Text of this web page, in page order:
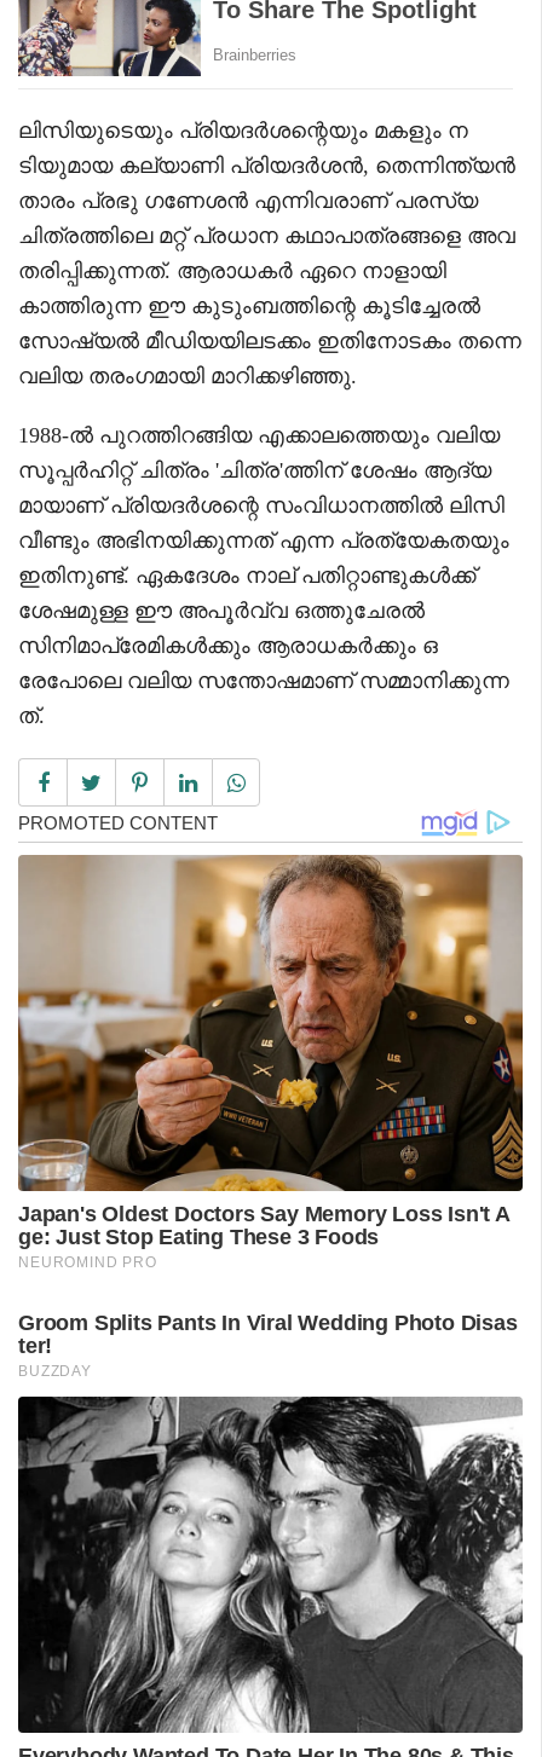
ലിസിയുടെയും പ്രിയദർശന്റെയും മകളും ന
ടിയുമായ കല്യാണി പ്രിയദർശൻ, തെന്നിന്ത്യൻ
താരം പ്രഭു ഗണേശൻ എന്നിവരാണ് പരസ്യ
ചിത്രത്തിലെ മറ്റ് പ്രധാന കഥാപാത്രങ്ങളെ അവ
തരിപ്പിക്കുന്നത്. ആരാധകർ ഏറെ നാളായി
കാത്തിരുന്ന ഈ കുടുംബത്തിന്റെ കൂടിച്ചേരൽ
സോഷ്യൽ മീഡിയയിലടക്കം ഇതിനോടകം തന്നെ
വലിയ തരംഗമായി മാറിക്കഴിഞ്ഞു.
1988-ൽ പുറത്തിറങ്ങിയ എക്കാലത്തെയും വലിയ
സൂപ്പർഹിറ്റ് ചിത്രം 'ചിത്ര'ത്തിന് ശേഷം ആദ്യ
മായാണ് പ്രിയദർശന്റെ സംവിധാനത്തിൽ ലിസി
വീണ്ടും അഭിനയിക്കുന്നത് എന്ന പ്രത്യേകതയും
ഇതിനുണ്ട്. ഏകദേശം നാല് പതിറ്റാണ്ടുകൾക്ക്
ശേഷമുള്ള ഈ അപൂർവ്വ ഒത്തുചേരൽ
സിനിമാപ്രേമികൾക്കും ആരാധകർക്കും ഒ
രേപോലെ വലിയ സന്തോഷമാണ് സമ്മാനിക്കുന്ന
ത്.